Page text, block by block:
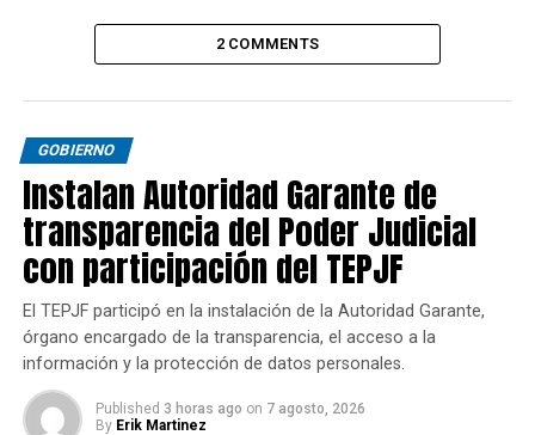
2 COMMENTS
GOBIERNO
Instalan Autoridad Garante de
transparencia del Poder Judicial
con participación del TEPJF
El TEPJF participó en la instalación de la Autoridad Garante,
órgano encargado de la transparencia, el acceso a la
información y la protección de datos personales.
Published 3 horas ago on 7 agosto, 2026
By Erik Martinez